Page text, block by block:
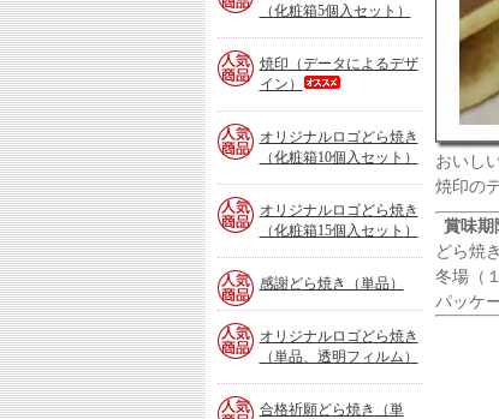
（化粧箱5個入セット）
焼印（データによるデザ
イン）
オリジナルロゴどら焼き
（化粧箱10個入セット）
オリジナルロゴどら焼き
（化粧箱15個入セット）
感謝どら焼き（単品）
オリジナルロゴどら焼き
（単品、透明フィルム）
合格祈願どら焼き（単
おいし
焼印の
賞味期
どら焼
冬場（
パッケ